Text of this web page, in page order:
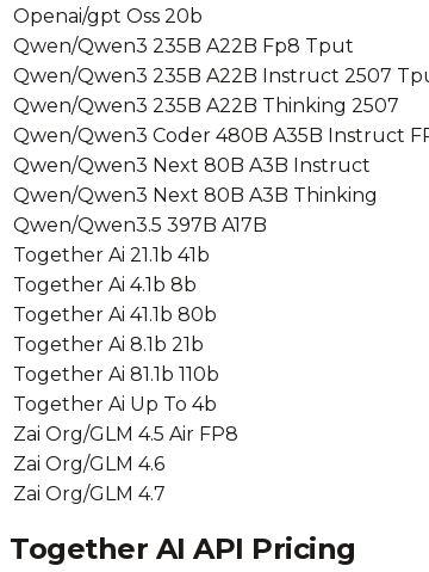
Openai/gpt Oss 20b
Qwen/Qwen3 235B A22B Fp8 Tput
Qwen/Qwen3 235B A22B Instruct 2507
Qwen/Qwen3 235B A22B Thinking 2507
Qwen/Qwen3 Coder 480B A35B Instruct
Qwen/Qwen3 Next 80B A3B Instruct
Qwen/Qwen3 Next 80B A3B Thinking
Qwen/Qwen3.5 397B A17B
Together Ai 21.1b 41b
Together Ai 4.1b 8b
Together Ai 41.1b 80b
Together Ai 8.1b 21b
Together Ai 81.1b 110b
Together Ai Up To 4b
Zai Org/GLM 4.5 Air FP8
Zai Org/GLM 4.6
Zai Org/GLM 4.7
Together AI API Pricing